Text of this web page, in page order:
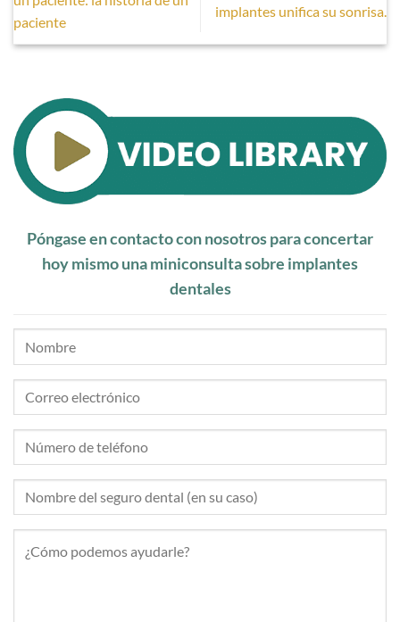
paciente
implantes unifica su sonrisa.
Póngase en contacto con nosotros para concertar
hoy mismo una miniconsulta sobre implantes
dentales